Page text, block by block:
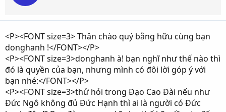
<P><FONT size=3> Thân chào quý bằng hữu cùng bạn
donghanh !</FONT></P>
<P><FONT size=3>donghanh à! bạn nghĩ như thế nào thì
đó là quyền của bạn, nhưng mình có đôi lời góp ý với
bạn nhé:</FONT></P>
<P><FONT size=3>thử hỏi trong Đạo Cao Đài nếu như
Đức Ngô không đủ Đức Hạnh thì ai là người có Đức